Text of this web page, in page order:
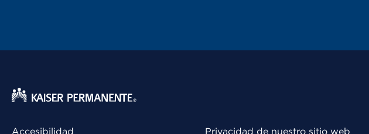
Accesibilidad Privacidad de nuestro sitio web